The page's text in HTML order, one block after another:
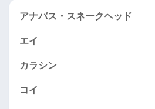
アナバス・スネークヘッド
エイ
カラシン
コイ